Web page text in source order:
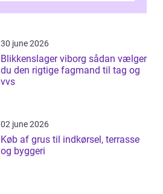
30 june 2026
Blikkenslager viborg sådan vælger
du den rigtige fagmand til tag og
vvs
02 june 2026
Køb af grus til indkørsel, terrasse
og byggeri